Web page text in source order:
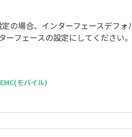
の場合、インターフェースデフ
ーフェースの設定にしてください。
モバイル)